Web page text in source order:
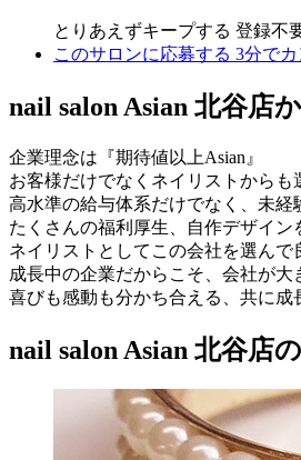
とりあえずキープする 登録不
このサロンに応募する 3分で
nail salon Asian 北谷店
企業理念は『期待値以上Asian』
お客様だけでなくネイリストからも
高水準の給与体系だけでなく、未経
たくさんの福利厚生、自作デザイン
ネイリストとしてこの会社を選んで
成長中の企業だからこそ、会社が大
喜びも感動も分かち合える、共に成
nail salon Asian 北谷店